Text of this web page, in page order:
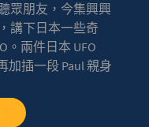
眾朋友，今集興興
講下日本一些奇
。兩件日本 UFO
加插一段 Paul 親身
會神秘密碼
: EP0032 - 布冧島與蒙特怪